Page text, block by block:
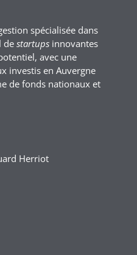
spécialisée dans
de startupsinnovantes
avec une
investis en Auvergne
de fonds nationaux et
Herriot